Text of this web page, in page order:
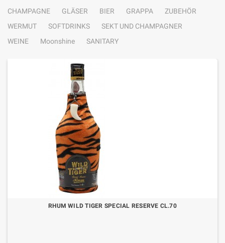
CHAMPAGNE GLÄSER BIER GRAPPA
ZUBEHÖR
WERMUT
SOFTDRINKS
SEKT UND CHAMPAGNER
WEINE
Moonshine SANITARY
RHUM WILD TIGER SPECIAL RESERVE CL.70